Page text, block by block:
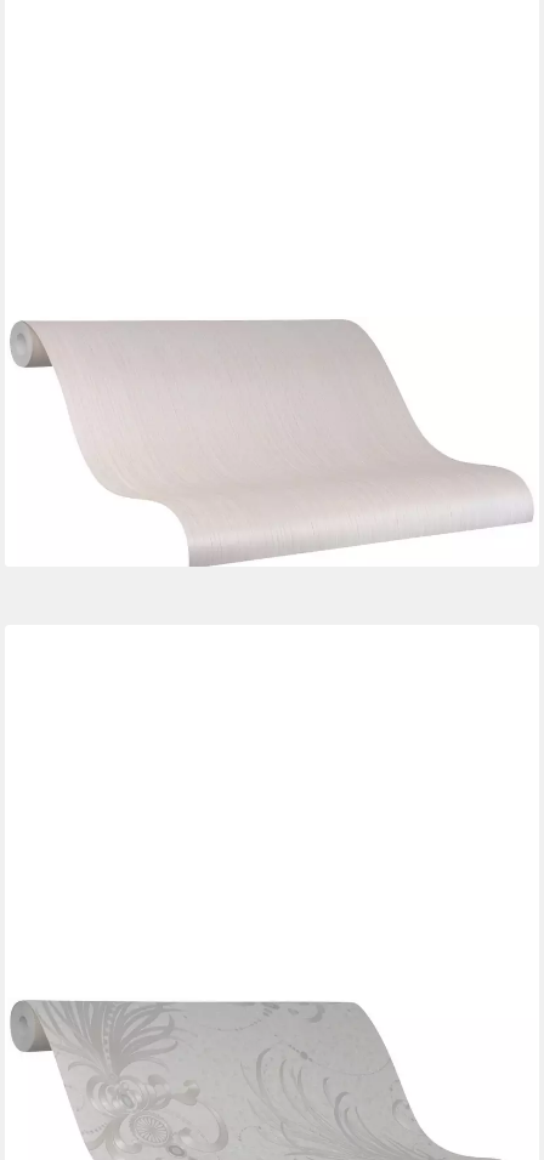
GLÖÖCKLER
Vliestapete, Streifen, schimmernd, längsgestreift, (1 St),
moderne Tapete für Wohnzimmer Schlafzimmer Küche
54,90 €
(7,80 €/ 1 qm)
lieferbar - in 3-4 Werktagen bei dir
GLÖÖCKLER
Vliestapete, schimmernd, ornamental, Motiv, (1 St), moderne
Tapete für Wohnzimmer Schlafzimmer Küche
84,52 €
UVP134,45 €
(12,01 €/ 1 qm)